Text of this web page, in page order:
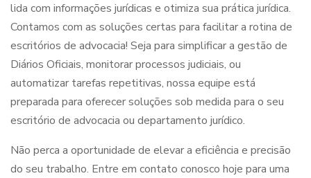
lida com informações jurídicas e otimiza sua prática jurídica.
Contamos com as soluções certas para facilitar a rotina de
escritórios de advocacia! Seja para simplificar a gestão de
Diários Oficiais, monitorar processos judiciais, ou
automatizar tarefas repetitivas, nossa equipe está
preparada para oferecer soluções sob medida para o seu
escritório de advocacia ou departamento jurídico.
Não perca a oportunidade de elevar a eficiência e precisão
do seu trabalho. Entre em contato conosco hoje para uma